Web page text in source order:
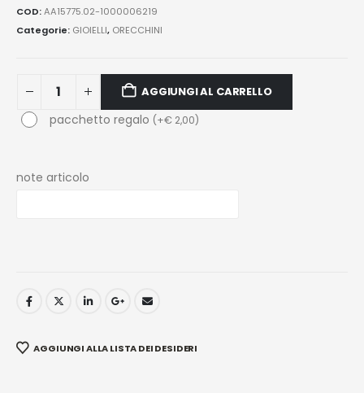
COD:AA15775.02-1000006219
Categorie: GIOIELLI, ORECCHINI
AGGIUNGI AL CARRELLO
pacchetto regalo (+€2,00)
note articolo
AGGIUNGI ALLA LISTA DEI DESIDERI